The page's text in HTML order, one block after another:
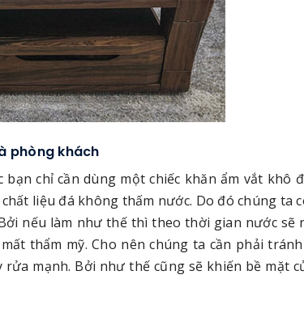
phòng khách
chỉ cần dùng một chiếc khăn ẩm vắt khô
liệu đá không thấm nước. Do đó chúng ta
nếu làm như thế thì theo thời gian nước sẽ
thẩm mỹ. Cho nên chúng ta cần phải
mạnh. Bởi như thế cũng sẽ khiến bề mặt